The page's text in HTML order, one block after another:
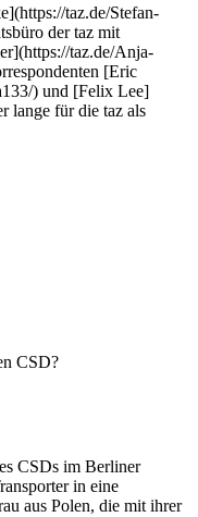
taz.de/Stefan-
der taz mit
taz.de/Anja-
[Eric
) und [Felix Lee]
lange für die taz als
CSD?
CSDs im Berliner
in eine
aus Polen, die mit ihrer